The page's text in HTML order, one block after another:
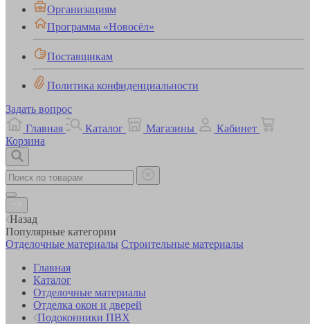
Организациям
Программа «Новосёл»
Поставщикам
Политика конфиденциальности
Задать вопрос
Главная
Каталог Магазины
Кабинет
Корзина
Назад
Популярные категории
Отделочные материалы Строительные материалы
Главная
Каталог
Отделочные материалы
Отделка окон и дверей
Подоконники ПВХ